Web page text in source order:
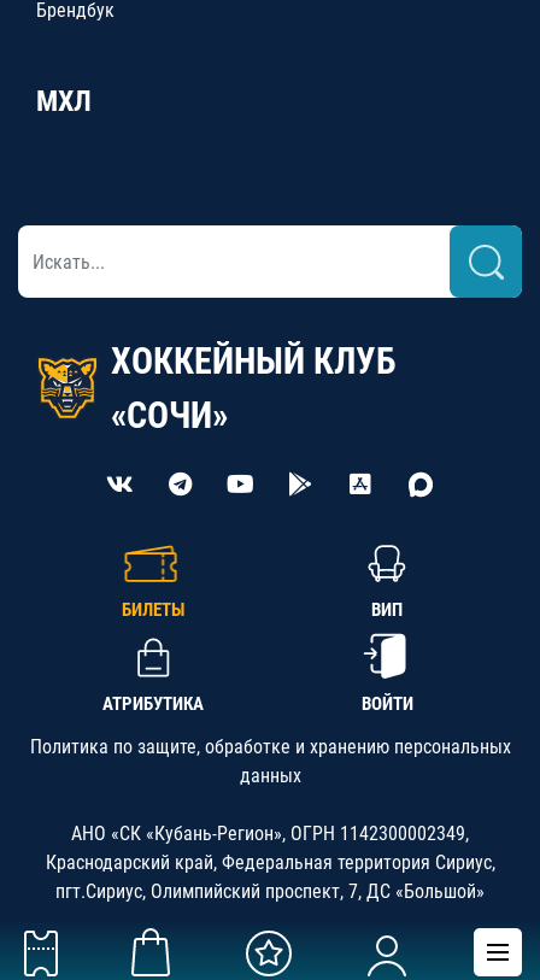
Брендбук
МХЛ
ХОККЕЙНЫЙ КЛУБ
«СОЧИ»
БИЛЕТЫ ВИП
АТРИБУТИКА ВОЙТИ
Политика по защите, обработке и хранению персональных
данных
АНО «СК «Кубань-Регион», ОГРН 1142300002349,
Краснодарский край, Федеральная территория Сириус,
пгт.Сириус, Олимпийский проспект, 7, ДС «Большой»